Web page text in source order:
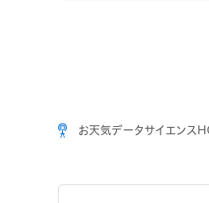
お天気データサイエンス